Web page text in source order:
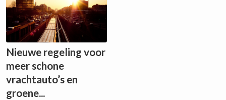
Nieuwe regeling voor
meer schone
vrachtauto’s en
groene...